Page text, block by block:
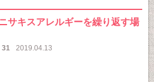
サキスアレルギーを繰り返す場
31 2019.04.13